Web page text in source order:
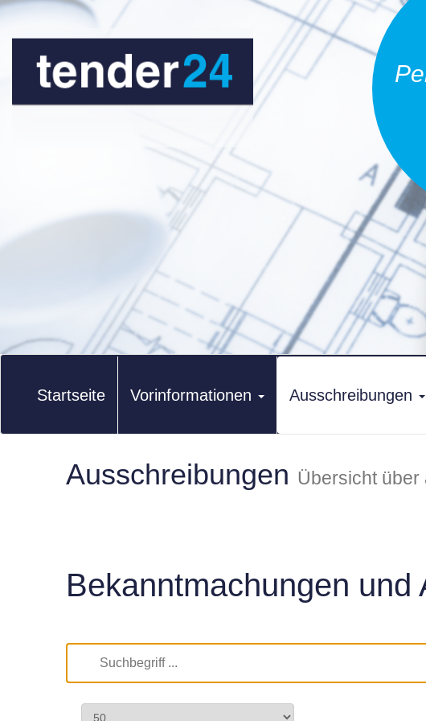
Startseite Vorinformationen Ausschreibungen
Ausschreibungen Übersicht über
Bekanntmachungen und